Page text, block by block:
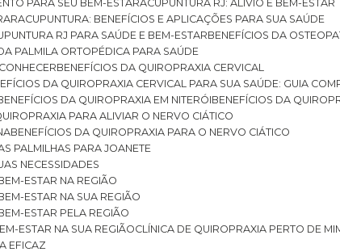
PARA SEU BEM-ESTAR
ACUPUNTURA RJ: ALÍVIO E BEM-ESTAR
ACUPUNTURA: BENEFÍCIOS E APLICAÇÕES PARA SUA SAÚDE
RJ PARA SAÚDE E BEM-ESTAR
BENEFÍCIOS DA
DA PALMILA ORTOPÉDICA PARA SAÚDE
BENEFÍCIOS DA QUIROPRAXIA CERVICAL
DA QUIROPRAXIA CERVICAL PARA SUA SAÚDE: GUIA
BENEFÍCIOS DA QUIROPRAXIA EM NITERÓI
BENEFÍCIOS DA
PARA ALIVIAR O NERVO CIÁTICO
BENEFÍCIOS DA QUIROPRAXIA PARA O NERVO CIÁTICO
PALMILHAS PARA JOANETE
NECESSIDADES
ESTAR NA REGIÃO
ESTAR NA SUA REGIÃO
ESTAR PELA REGIÃO
ESTAR NA SUA REGIÃO
CLÍNICA DE QUIROPRAXIA PERTO DE
EFICAZ